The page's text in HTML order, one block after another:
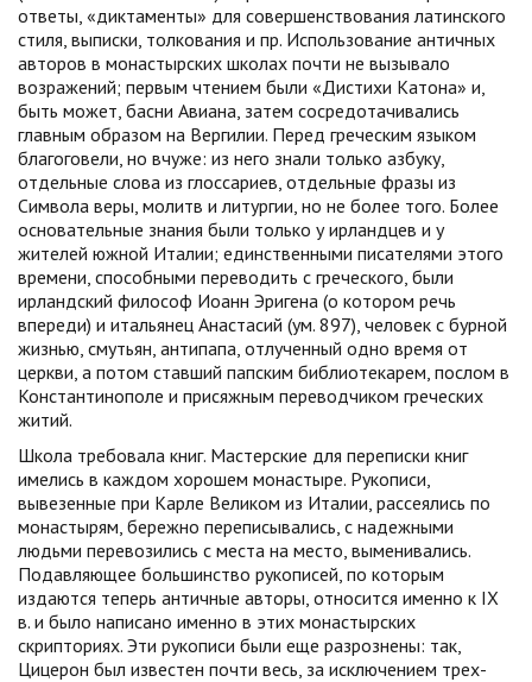
ответы, «диктаменты» для совершенствования латинского
стиля, выписки, толкования и пр. Использование античных
авторов в монастырских школах почти не вызывало
возражений; первым чтением были «Дистихи Катона» и,
быть может, басни Авиана, затем сосредотачивались
главным образом на Вергилии. Перед греческим языком
благоговели, но вчуже: из него знали только азбуку,
отдельные слова из глоссариев, отдельные фразы из
Символа веры, молитв и литургии, но не более того. Более
основательные знания были только у ирландцев и у
жителей южной Италии; единственными писателями этого
времени, способными переводить с греческого, были
ирландский философ Иоанн Эригена (о котором речь
впереди) и итальянец Анастасий (ум. 897), человек с бурной
жизнью, смутьян, антипапа, отлученный одно время от
церкви, а потом ставший папским библиотекарем, послом в
Константинополе и присяжным переводчиком греческих
житий.
Школа требовала книг. Мастерские для переписки книг
имелись в каждом хорошем монастыре. Рукописи,
вывезенные при Карле Великом из Италии, рассеялись по
монастырям, бережно переписывались, с надежными
людьми перевозились с места на место, выменивались.
Подавляющее большинство рукописей, по которым
издаются теперь античные авторы, относится именно к IX
в. и было написано именно в этих монастырских
скрипториях. Эти рукописи были еще разрознены: так,
Цицерон был известен почти весь, за исключением трех-